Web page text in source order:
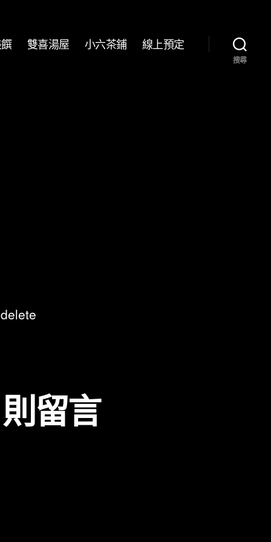
雙喜湯屋 小六茶鋪 線上預定
搜尋
留言